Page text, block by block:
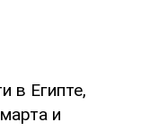
в Египте,
и